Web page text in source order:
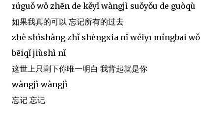
rúguǒ wǒ zhēn de kěyǐ wàngjì suǒyǒu de guòqù
如果我真的可以 忘记所有的过去
zhè shìshàng zhǐ shèngxia nǐ wéiyī míngbai wǒ
bēiqǐ jiùshì nǐ
这世上只剩下你唯一明白 我背起就是你
wàngjì wàngjì
忘记 忘记